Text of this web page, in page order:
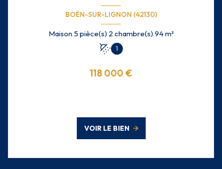
BOËN-SUR-LIGNON (42130)
Maison 5 pièce(s) 2 chambre(s) 94 m²
1
118 000 €
VOIR LE BIEN